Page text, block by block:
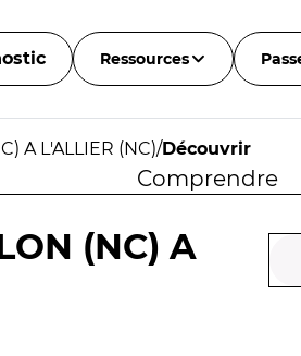
Ressources
A L'ALLIER (NC)/Découvrir
Comprendre
(NC) A